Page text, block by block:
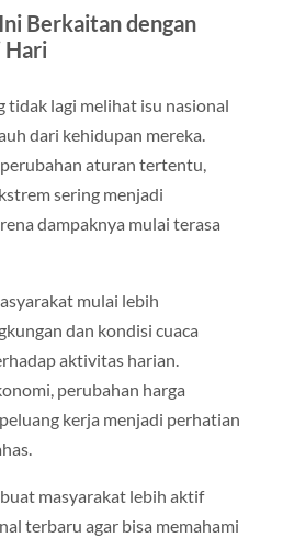
Berkaitan dengan
Hari
tidak lagi melihat isu nasional
dari kehidupan mereka.
aturan tertentu,
sering menjadi
dampaknya mulai terasa
mulai lebih
dan kondisi cuaca
aktivitas harian.
perubahan harga
kerja menjadi perhatian
masyarakat lebih aktif
terbaru agar bisa memahami